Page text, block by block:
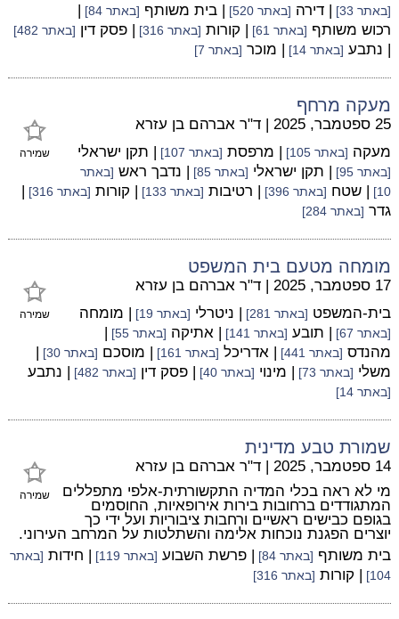
[באתר 33] | דירה [באתר 520] | בית משותף [באתר 84]
|
רכוש משותף [באתר 61] | קורות [באתר 316] | פסק דין [באתר 482]
| נתבע [באתר 14] | מוכר [באתר 7]
מעקה מרחף
שמירה
25 ספטמבר, 2025 | ד"ר אברהם בן עזרא
מעקה [באתר 105] | מרפסת [באתר 107] | תקן ישראלי
[באתר 95] | תקן ישראלי [באתר 85] | נדבך ראש [באתר
10]
| שטח [באתר 396] | רטיבות [באתר 133] | קורות [באתר 316]
|
גדר [באתר 284]
מומחה מטעם בית המשפט
שמירה
17 ספטמבר, 2025 | ד"ר אברהם בן עזרא
בית-המשפט [באתר 281] | ניטרלי [באתר 19] | מומחה
[באתר 67] | תובע [באתר 141] | אתיקה [באתר 55]
|
מהנדס [באתר 441] | אדריכל [באתר 161] | מוסכם [באתר 30]
|
משלי [באתר 73] | מינוי [באתר 40] | פסק דין [באתר 482] | נתבע
[באתר 14]
שמורת טבע מדינית
שמירה
14 ספטמבר, 2025 | ד"ר אברהם בן עזרא
מי לא ראה בכלי המדיה התקשורתית-אלפי מתפללים
המתגודדים ברחובות בירות אירופאיות, החוסמים
בגופם כבישים ראשיים ורחבות ציבוריות ועל ידי כך
יוצרים הפגנת נוכחות אלימה והשתלטות על המרחב העירוני.
בית משותף [באתר 84] | פרשת השבוע [באתר 119] | חידות [באתר
104]
| קורות [באתר 316]